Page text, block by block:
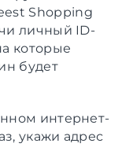
Shopping
личный ID-
которые
будет
интернет-
укажи адрес